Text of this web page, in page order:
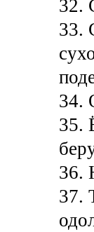
32.
33.
34.
35.
36.
37.